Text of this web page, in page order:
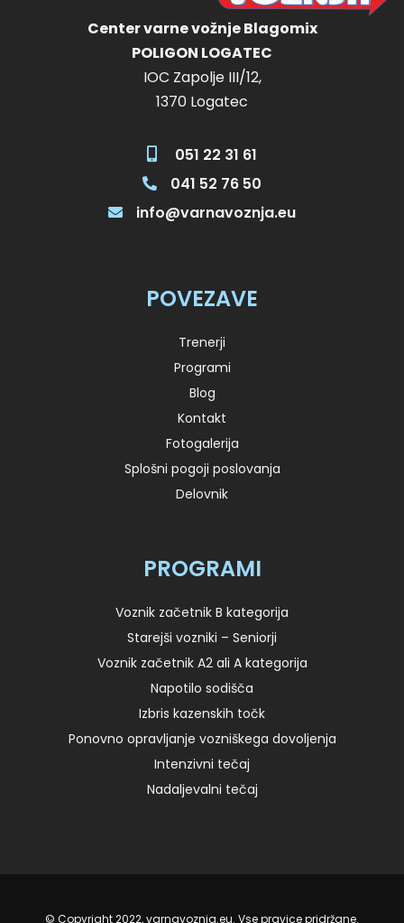
Center varne vožnje Blagomix
POLIGON LOGATEC
IOC Zapolje III/12,
1370 Logatec
051 22 31 61
041 52 76 50
info@varnavoznja.eu
POVEZAVE
Trenerji
Programi
Blog
Kontakt
Fotogalerija
Splošni pogoji poslovanja
Delovnik
PROGRAMI
Voznik začetnik B kategorija
Starejši vozniki – Seniorji
Voznik začetnik A2 ali A kategorija
Napotilo sodišča
Izbris kazenskih točk
Ponovno opravljanje vozniškega dovoljenja
Intenzivni tečaj
Nadaljevalni tečaj
© Copyright 2022, varnavoznja.eu. Vse pravice pridržane.